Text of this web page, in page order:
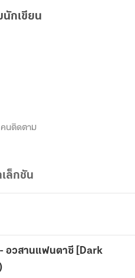
นักเขียน
คนติดตาม
ล็กชัน
อวสานแฟนตาซี [Dark